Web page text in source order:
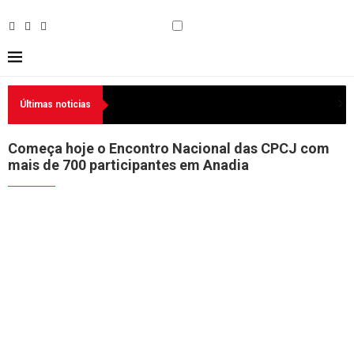
Últimas noticias
Começa hoje o Encontro Nacional das CPCJ com
mais de 700 participantes em Anadia